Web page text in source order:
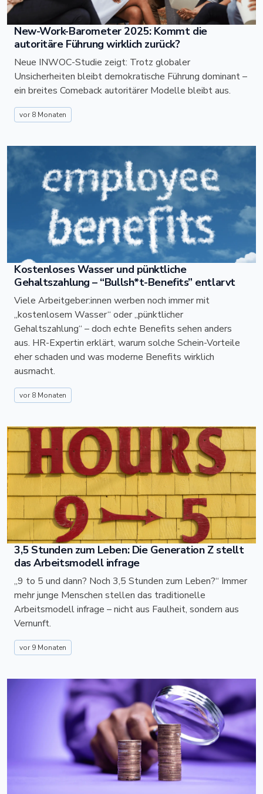
New-Work-Barometer 2025: Kommt die
autoritäre Führung wirklich zurück?
Neue INWOC-Studie zeigt: Trotz globaler
Unsicherheiten bleibt demokratische Führung dominant –
ein breites Comeback autoritärer Modelle bleibt aus.
vor 8 Monaten
Kostenloses Wasser und pünktliche
Gehaltszahlung – “Bullsh*t-Benefits” entlarvt
Viele Arbeitgeber:innen werben noch immer mit
„kostenlosem Wasser“ oder „pünktlicher
Gehaltszahlung“ – doch echte Benefits sehen anders
aus. HR-Expertin erklärt, warum solche Schein-Vorteile
eher schaden und was moderne Benefits wirklich
ausmacht.
vor 8 Monaten
3,5 Stunden zum Leben: Die Generation Z stellt
das Arbeitsmodell infrage
„9 to 5 und dann? Noch 3,5 Stunden zum Leben?“ Immer
mehr junge Menschen stellen das traditionelle
Arbeitsmodell infrage – nicht aus Faulheit, sondern aus
Vernunft.
vor 9 Monaten